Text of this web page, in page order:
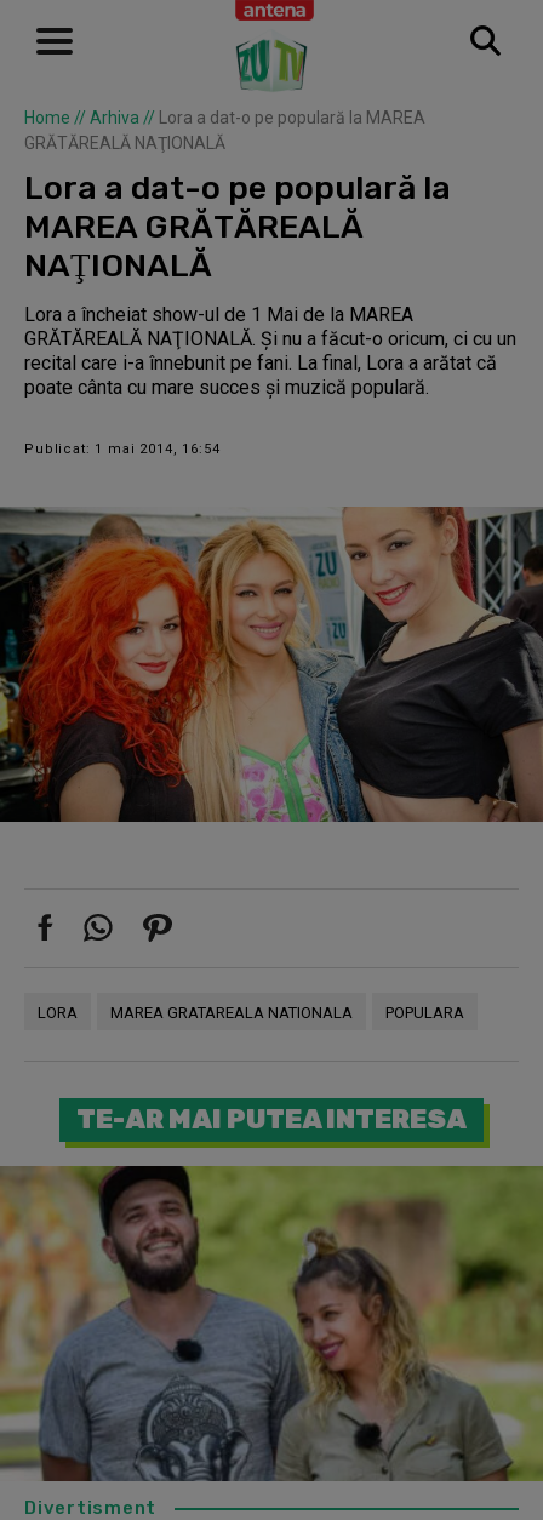
Home // Arhiva //
Lora a dat-o pe populară la MAREA
GRĂTĂREALĂ NAŢIONALĂ
Lora a dat-o pe populară la
MAREA GRĂTĂREALĂ
NAŢIONALĂ
Lora a încheiat show-ul de 1 Mai de la MAREA
GRĂTĂREALĂ NAŢIONALĂ. Şi nu a făcut-o oricum, ci cu un
recital care i-a înnebunit pe fani. La final, Lora a arătat că
poate cânta cu mare succes şi muzică populară.
Publicat: 1 mai 2014, 16:54
LORA MAREA GRATAREALA NATIONALA POPULARA
TE-AR MAI PUTEA INTERESA
Divertisment